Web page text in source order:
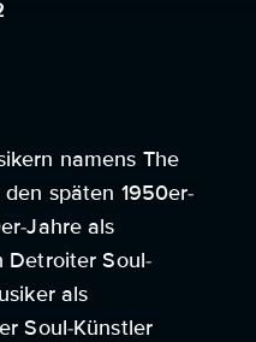
namens The
späten 1950er-
Jahre als
Detroiter Soul-
als
Soul-Künstler